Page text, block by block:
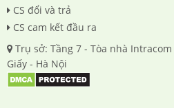
CS đổi và trả
CS cam kết đầu ra
Trụ sở: Tầng 7 - Tòa nhà
Giấy - Hà Nội